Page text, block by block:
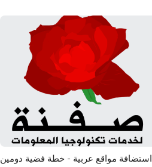
استضافة مواقع عربية - خطة فضية دومين